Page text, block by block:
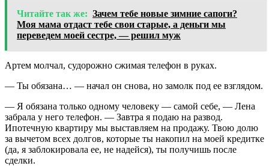
Читайте так же: Зачем тебе новые зимние сапоги?
Моя мама отдаст тебе свои старые, а деньги мы
переведем моей сестре, — решил муж
Артем молчал, судорожно сжимая телефон в руках.
— Ты обязана… — начал он снова, но замолк под ее взглядом.
— Я обязана только одному человеку — самой себе, — Лена
забрала у него телефон. — Завтра я подаю на развод.
Ипотечную квартиру мы выставляем на продажу. Твою долю
за вычетом всех долгов, которые ты накопил на моей кредитке
(да, я заблокировала ее, не надейся), ты получишь после
сделки.